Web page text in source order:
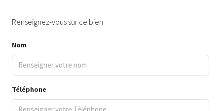
Renseignez-vous sur ce bien
Nom
Téléphone